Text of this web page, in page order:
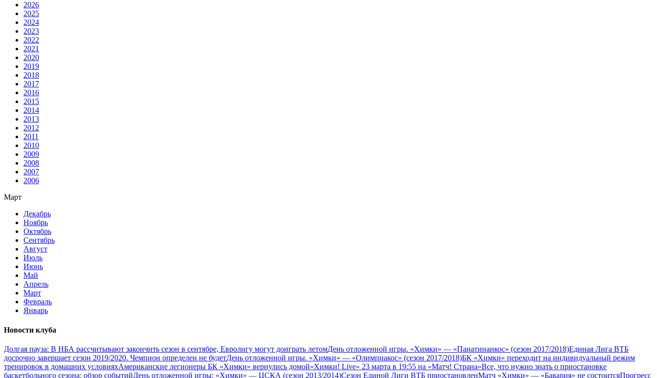
2026
2025
2024
2023
2022
2021
2020
2019
2018
2017
2016
2015
2014
2013
2012
2011
2010
2009
2008
2007
2006
Март
Декабрь
Ноябрь
Октябрь
Сентябрь
Август
Июль
Июнь
Май
Апрель
Март
Февраль
Январь
Новости клуба
Долгая пауза: В НБА рассчитывают закончить сезон в сентябре, Евролигу могут доиграть летомДень отложенной игры. «Химки» — «Панатинаикос» (сезон 2017/2018)Единая Лига ВТБ
досрочно завершает сезон 2019/2020. Чемпион определен не будетДень отложенной игры. «Химки» — «Олимпиакос» (сезон 2017/2018)БК «Химки» переходит на индивидуальный режим
тренировок в домашних условияхАмериканские легионеры БК «Химки» вернулись домой«Химки! Live» 23 марта в 19:55 на «Матч! Страна»Все, что нужно знать о приостановке
баскетбольного сезона: обзор событийДень отложенной игры: «Химки» — ЦСКА (сезон 2013/2014)Сезон Единой Лиги ВТБ приостановленМатч «Химки» — «Бавария» не состоитсяПрогресс